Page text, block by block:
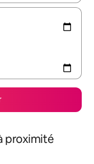
proximité